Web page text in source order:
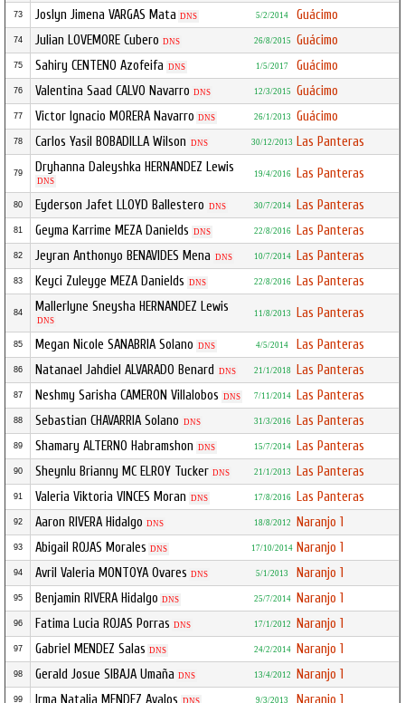
73 Joslyn Jimena VARGAS Mata DNS 5/2/2014 Guácimo
74 Julian LOVEMORE Cubero DNS 26/8/2015 Guácimo
75 Sahiry CENTENO Azofeifa DNS 1/5/2017 Guácimo
76 Valentina Saad CALVO Navarro DNS 12/3/2015 Guácimo
77 Victor Ignacio MORERA Navarro DNS 26/1/2013 Guácimo
78 Carlos Yasil BOBADILLA Wilson DNS 30/12/2013 Las Panteras
79 Dryhanna Daleyshka HERNANDEZ Lewis
DNS
19/4/2016 Las Panteras
80 Eyderson Jafet LLOYD Ballestero DNS 30/7/2014 Las Panteras
81 Geyma Karrime MEZA Danields DNS 22/8/2016 Las Panteras
82 Jeyran Anthonyo BENAVIDES Mena DNS 10/7/2014 Las Panteras
83 Keyci Zuleyge MEZA Danields DNS 22/8/2016 Las Panteras
84 Mallerlyne Sneysha HERNANDEZ Lewis
DNS
11/8/2013 Las Panteras
85 Megan Nicole SANABRIA Solano DNS 4/5/2014 Las Panteras
86 Natanael Jahdiel ALVARADO Benard DNS 21/1/2018 Las Panteras
87 Neshmy Sarisha CAMERON Villalobos DNS 7/11/2014 Las Panteras
88 Sebastian CHAVARRIA Solano DNS 31/3/2016 Las Panteras
89 Shamary ALTERNO Habramshon DNS 15/7/2014 Las Panteras
90 Sheynlu Brianny MC ELROY Tucker DNS 21/1/2013 Las Panteras
91 Valeria Viktoria VINCES Moran DNS 17/8/2016 Las Panteras
92 Aaron RIVERA Hidalgo DNS 18/8/2012 Naranjo 1
93 Abigail ROJAS Morales DNS 17/10/2014 Naranjo 1
94 Avril Valeria MONTOYA Ovares DNS 5/1/2013 Naranjo 1
95 Benjamin RIVERA Hidalgo DNS 25/7/2014 Naranjo 1
96 Fatima Lucia ROJAS Porras DNS 17/1/2012 Naranjo 1
97 Gabriel MENDEZ Salas DNS 24/2/2014 Naranjo 1
98 Gerald Josue SIBAJA Umaña DNS 13/4/2012 Naranjo 1
99 Irma Natalia MENDEZ Avalos DNS 9/3/2013 Naranjo 1